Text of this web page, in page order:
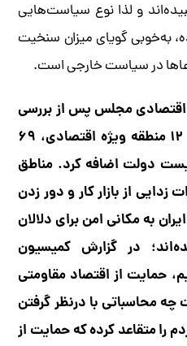
و لذا نوع سیاست‌هایی
به‌خوبی گویای میزان سنخیت
در سیاست خارجی است.
اقتصادی مجلس پس از بررسی
لایحه ایجاد ۸ منطقه آزاد و ۱۲ منطقه ویژه اقتصادی، ۶۹
دولت اضافه کرد. مناطق
زدایی از بازار کار و دور زدن
به مکانی امن برای دلالان
در گزارش کمیسیون
حمایت از اقتصاد مقاومتی
محاسباتی با درنظر گرفتن
را متقاعد کرده که حمایت از